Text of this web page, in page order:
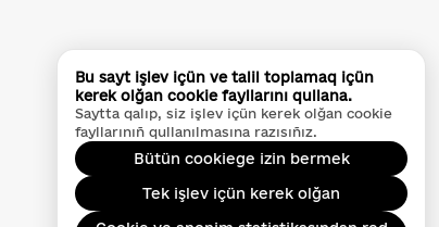
Bu sayt işlev içün ve talil toplamaq içün
kerek olğan cookie fayllarını qullana.
Saytta qalıp, siz işlev içün kerek olğan cookie
fayllarınıñ qullanılmasına razısıñız.
Bütün cookiege izin bermek
Tek işlev içün kerek olğan